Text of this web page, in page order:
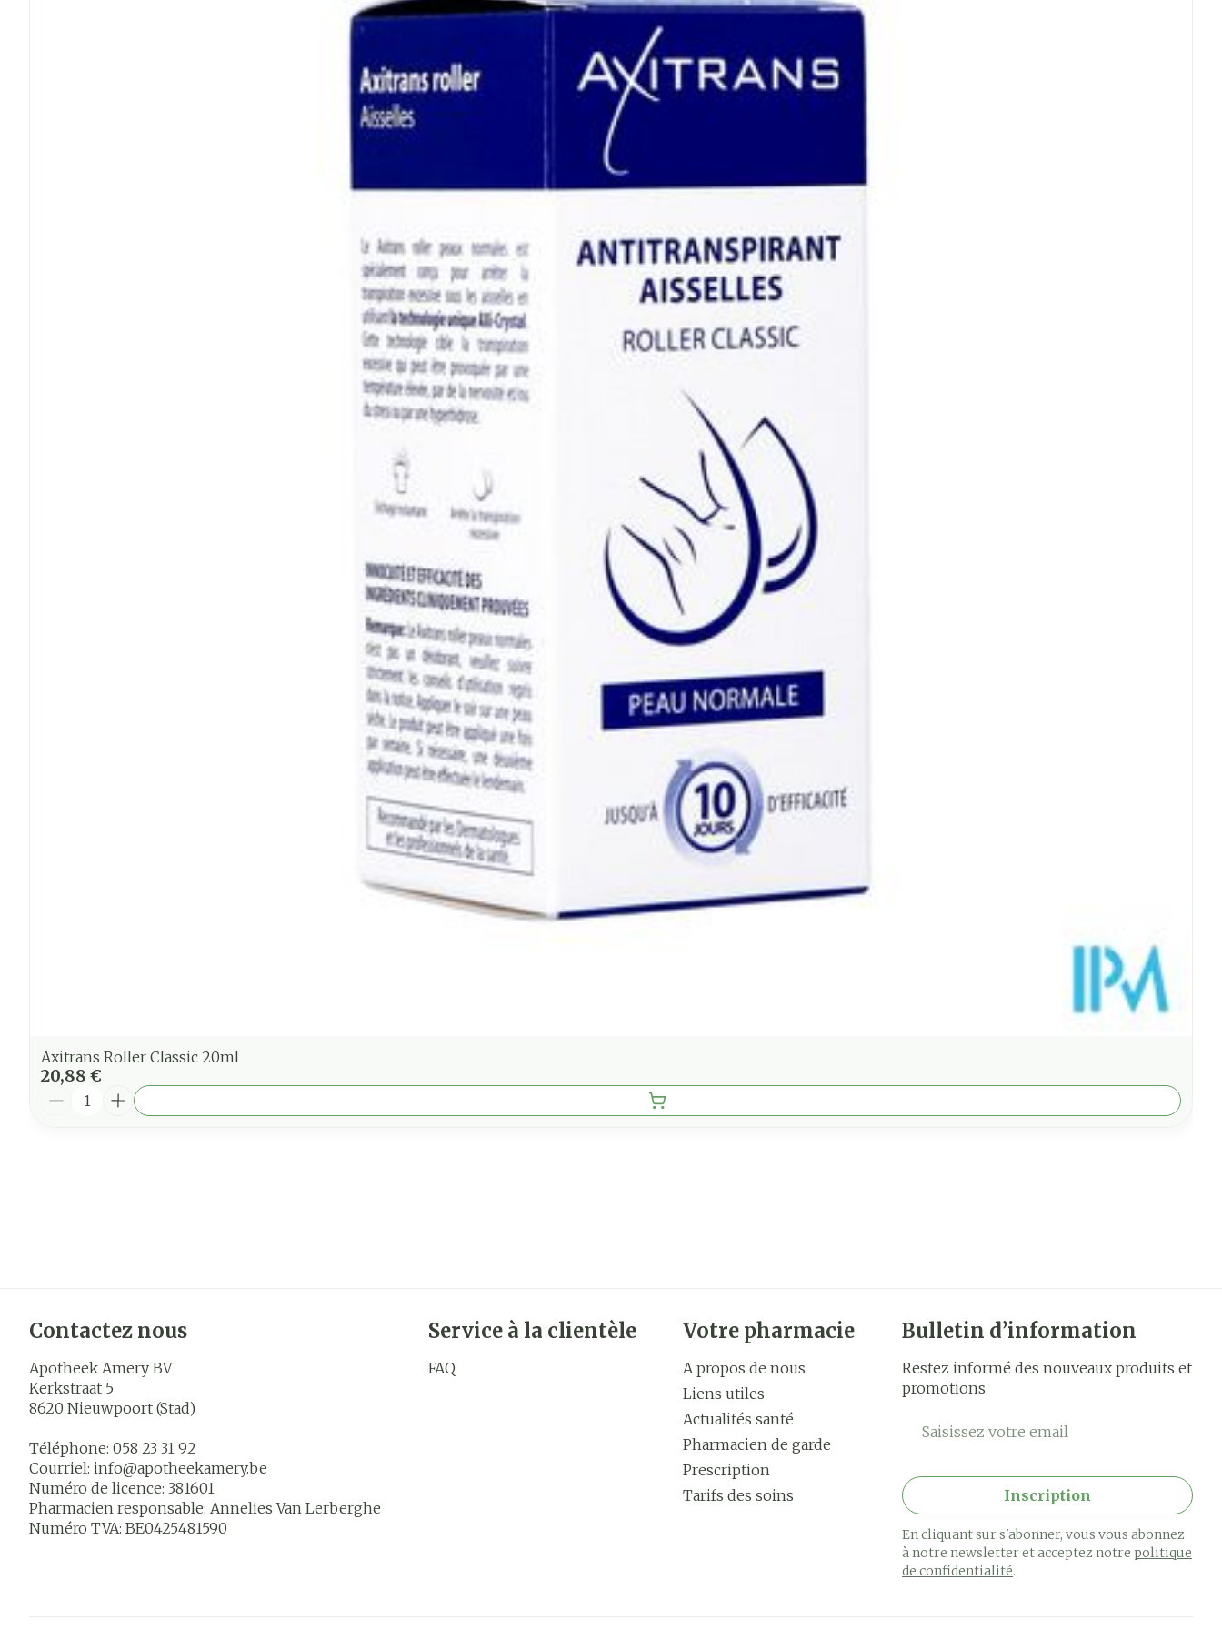
100
Restrictions
Axitrans Roller Classic 20ml
20,88 €
Quantité
Contactez nous
Apotheek Amery BV
Kerkstraat 5
8620 Nieuwpoort (Stad)
Téléphone: 058 23 31 92
Courriel: info@apotheekamery.be
Numéro de licence: 381601
Pharmacien responsable: Annelies Van Lerberghe
Numéro TVA: BE0425481590
Service à la clientèle
FAQ
Votre pharmacie
A propos de nous
Liens utiles
Actualités santé
Pharmacien de garde
Prescription
Tarifs des soins
Bulletin d’information
Restez informé des nouveaux produits et
promotions
Adresse mail
Inscription
En cliquant sur s'abonner, vous vous abonnez
à notre newsletter et acceptez notrepolitique
de confidentialité.